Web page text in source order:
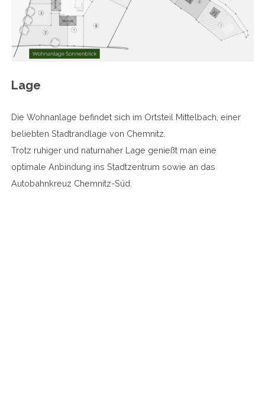
Lage
Die Wohnanlage befindet sich im Ortsteil Mittelbach, einer
beliebten Stadtrandlage von Chemnitz.
Trotz ruhiger und naturnaher Lage genießt man eine
optimale Anbindung ins Stadtzentrum sowie an das
Autobahnkreuz Chemnitz-Süd.